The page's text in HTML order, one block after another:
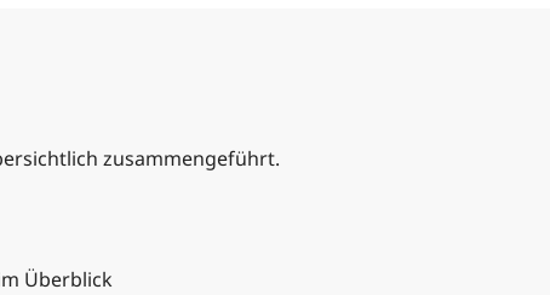
zusammengeführt.
Überblick